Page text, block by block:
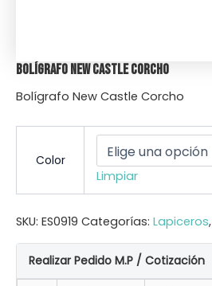
Bolígrafo New Castle Corcho
Bolígrafo New Castle Corcho
Color
Limpiar
SKU: ES0919 Categorías: Lapiceros,
Realizar Pedido M.P / Cotización